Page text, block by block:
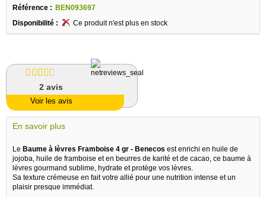
Référence : BEN093697
Disponibilité :
Ce produit n'est plus en stock
2 avis
Voir les avis
En savoir plus
Le Baume à lèvres Framboise 4 gr - Benecos est enrichi en huile de
jojoba, huile de framboise et en beurres de karité et de cacao, ce baume à
lèvres gourmand sublime, hydrate et protège vos lèvres.
Sa texture crémeuse en fait votre allié pour une nutrition intense et un
plaisir presque immédiat.